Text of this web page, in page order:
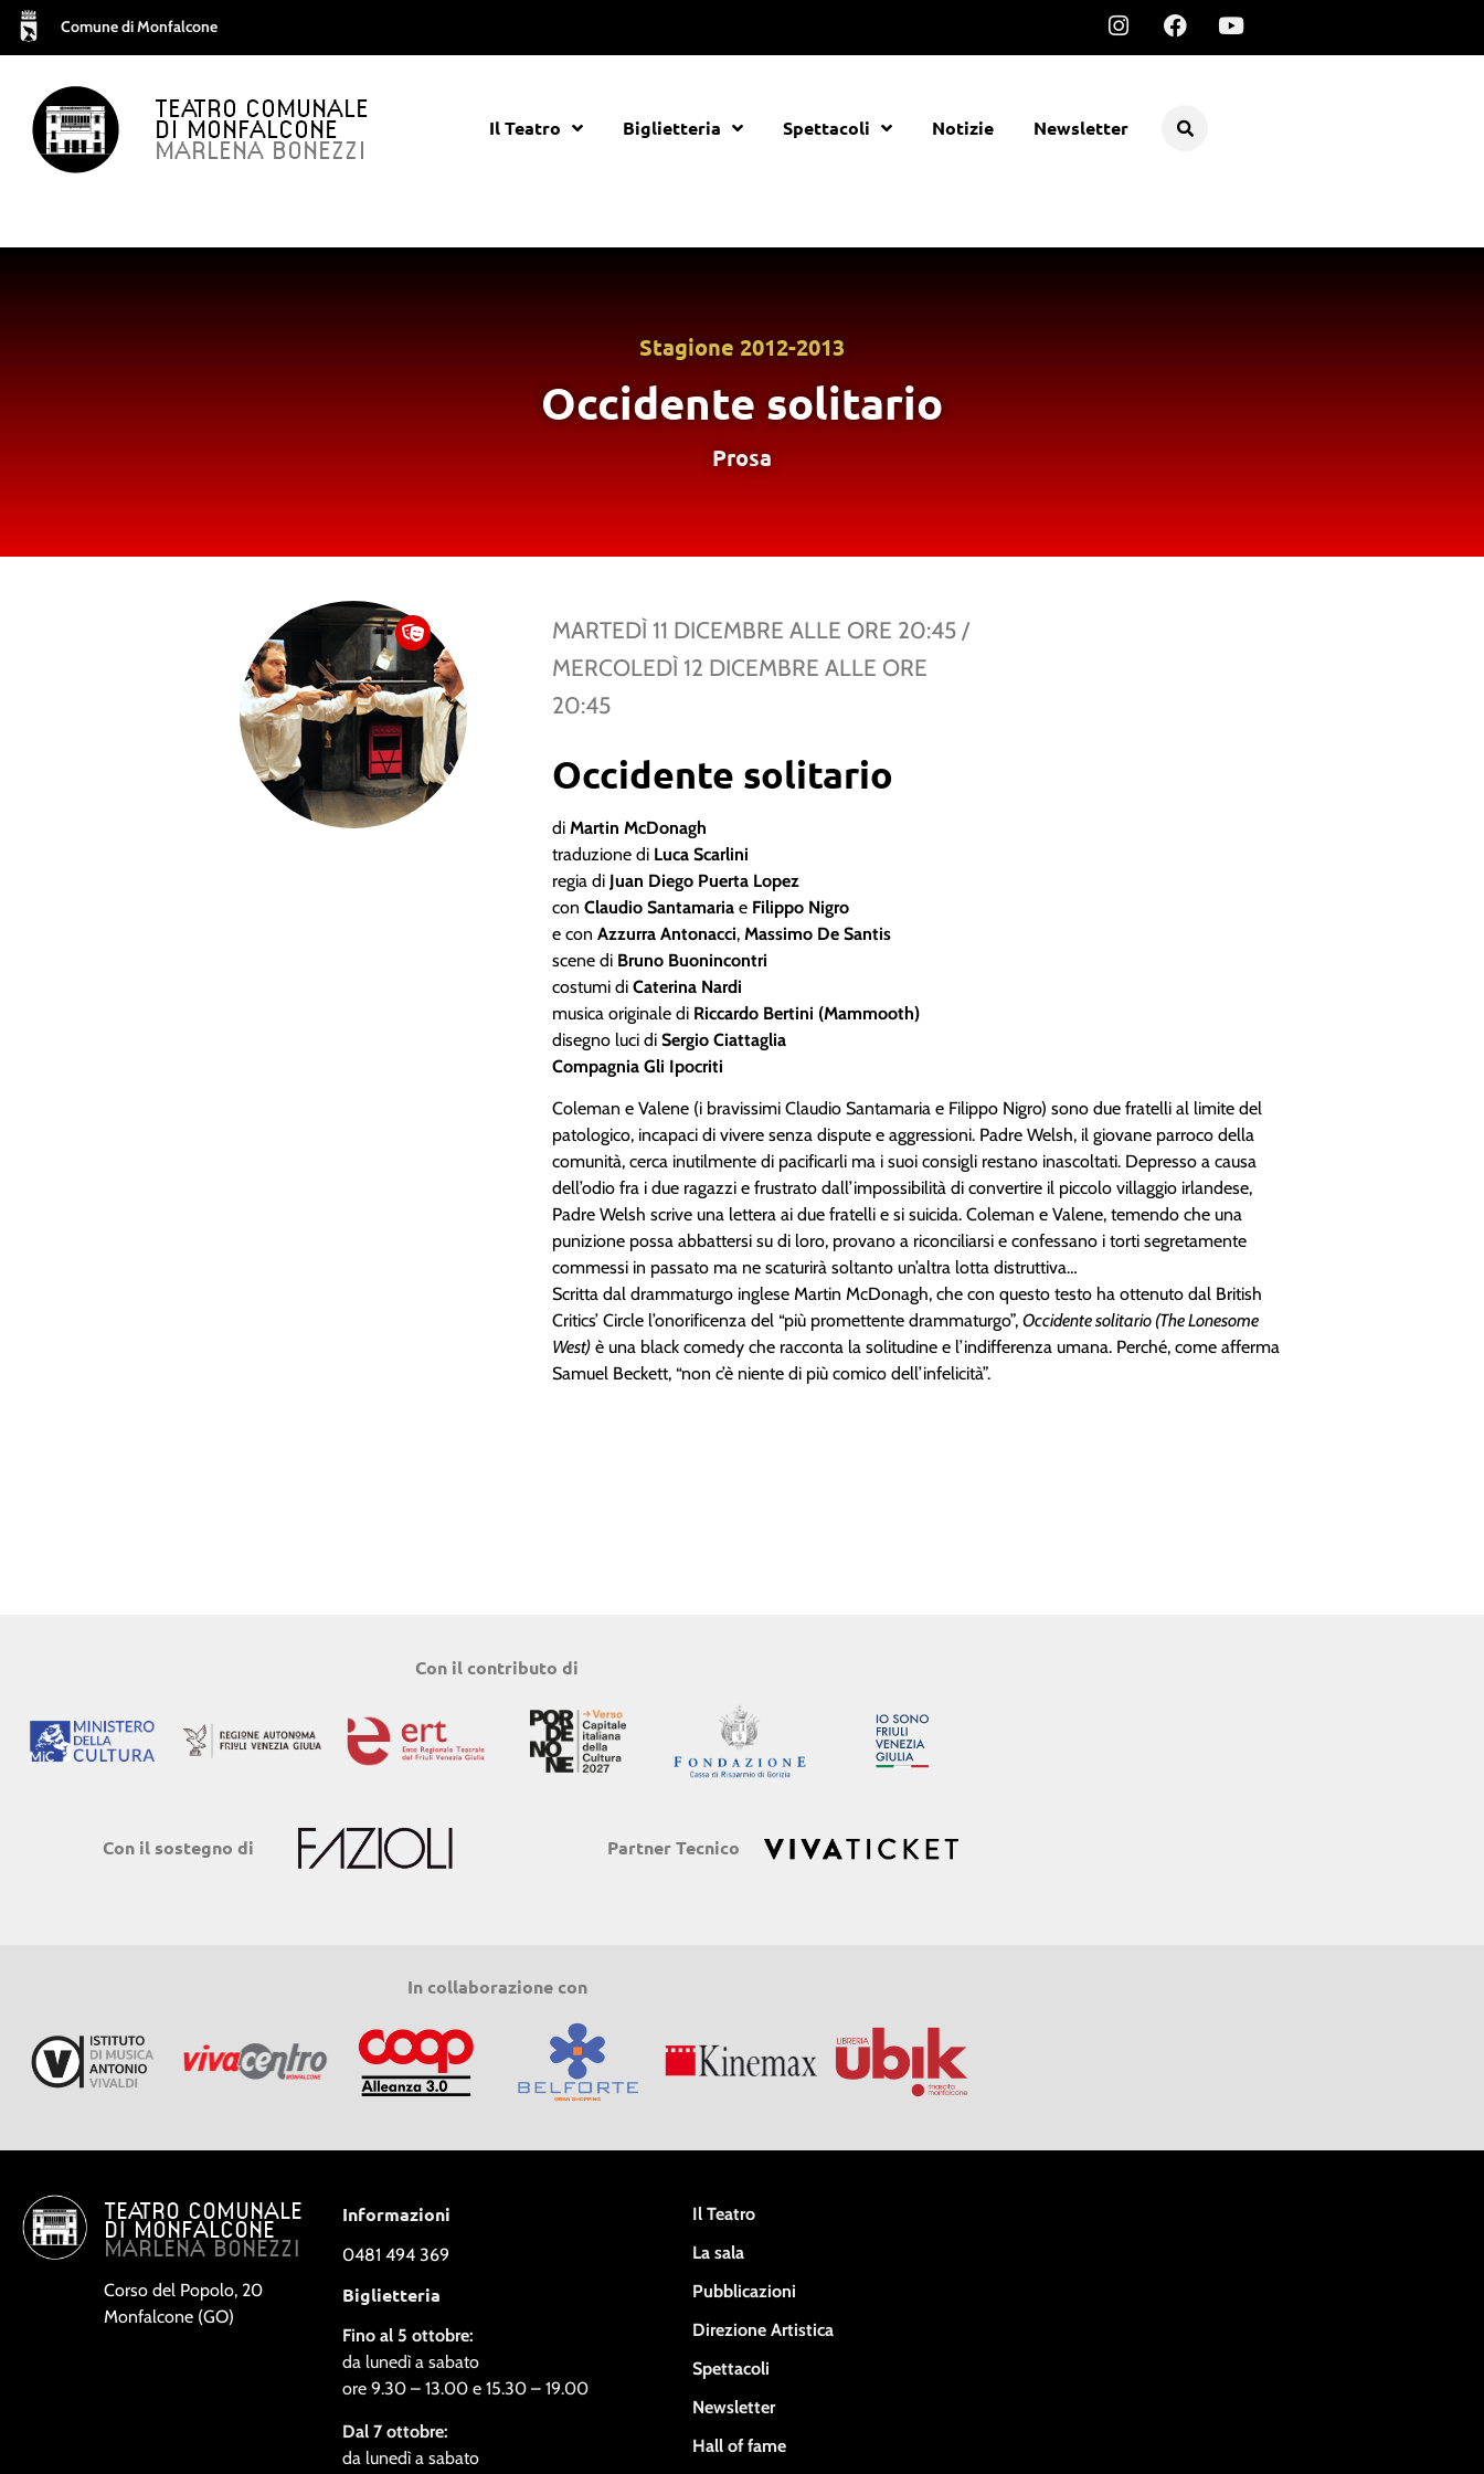
Comune di Monfalcone
TEATRO COMUNALE
DI MONFALCONE
MARLENA BONEZZI
Il Teatro Biglietteria Spettacoli Notizie Newsletter
Stagione 2012-2013
Occidente solitario
Prosa
MARTEDÌ 11 DICEMBRE ALLE ORE 20:45 /
MERCOLEDÌ 12 DICEMBRE ALLE ORE
20:45
Occidente solitario
diMartin McDonagh
traduzione di Luca Scarlini
regia di Juan Diego Puerta Lopez
conClaudio Santamariae Filippo Nigro
e conAzzurra Antonacci,Massimo De Santis
scene di Bruno Buonincontri
costumi diCaterina Nardi
musica originale di Riccardo Bertini (Mammooth)
disegno luci diSergio Ciattaglia
Compagnia Gli Ipocriti
Coleman e Valene (i bravissimi Claudio Santamaria e Filippo Nigro) sono due fratelli al limite del
patologico, incapaci di vivere senza dispute e aggressioni. Padre Welsh, il giovane parroco della
comunità, cerca inutilmente di pacificarli ma i suoi consigli restano inascoltati. Depresso a causa
dell’odio fra i due ragazzi e frustrato dall’impossibilità di convertire il piccolo villaggio irlandese,
Padre Welsh scrive una lettera ai due fratelli e si suicida. Coleman e Valene, temendo che una
punizione possa abbattersi su di loro, provano a riconciliarsi e confessano i torti segretamente
commessi in passato ma ne scaturirà soltanto un’altra lotta distruttiva…
Scritta dal drammaturgo inglese Martin McDonagh, che con questo testo ha ottenuto dal British
Critics’ Circle l’onorificenza del “più promettente drammaturgo”,Occidente solitario (The Lonesome
West) è una black comedy che racconta la solitudine e l’indifferenza umana. Perché, come afferma
Samuel Beckett, “non c’è niente di più comico dell’infelicità”.
Con il contributo di
Con il sostegno di Partner Tecnico
In collaborazione con
TEATRO COMUNALE
DI MONFALCONE
MARLENA BONEZZI
Corso del Popolo, 20
Monfalcone (GO)
Informazioni
0481 494 369
Biglietteria
Fino al 5 ottobre:
da lunedì a sabato
ore 9.30 – 13.00 e 15.30 – 19.00
Dal 7 ottobre:
da lunedì a sabato
Il Teatro
La sala
Pubblicazioni
Direzione Artistica
Spettacoli
Newsletter
Hall of fame